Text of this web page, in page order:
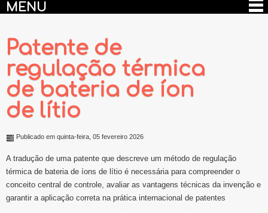
MENU
Patente de
regulação térmica
de bateria de íon
de lítio
Publicado em quinta-feira, 05 fevereiro 2026
A tradução de uma patente que descreve um método de regulação
térmica de bateria de íons de lítio é necessária para compreender o
conceito central de controle, avaliar as vantagens técnicas da invenção e
garantir a aplicação correta na prática internacional de patentes